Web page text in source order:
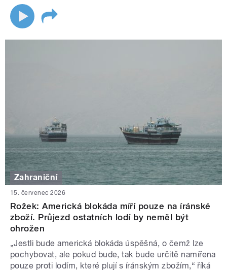
Zahraniční
15. červenec 2026
Rožek: Americká blokáda míří pouze na íránské
zboží. Průjezd ostatních lodí by neměl být
ohrožen
„Jestli bude americká blokáda úspěšná, o čemž lze
pochybovat, ale pokud bude, tak bude určitě namířena
pouze proti lodím, které plují s íránským zbožím,“ říká